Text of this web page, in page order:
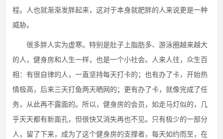
程。人也就渐渐发胖起来，这对于本身就肥胖的人来说更是一种
威胁。
很多胖人实为虚寒。特别是肚子上脂肪多、游泳圈越来越大
的人，健身房和人生一样，也是一个小社会。人来人往，众生百
相：有很自律的人，一直坚持每天打卡的；也有办了卡，开始热
情极高，后来三天打鱼两天晒网的；更有办了卡，就像完成了任
务，从此再不露面的。所以，健身房的会员，如走马灯似的，几
乎天天都有新面孔，但很快又消失再也不见。只有极少的一部分
人，留了下来，成为了这个健身房的支撑者，每天如约而至，在